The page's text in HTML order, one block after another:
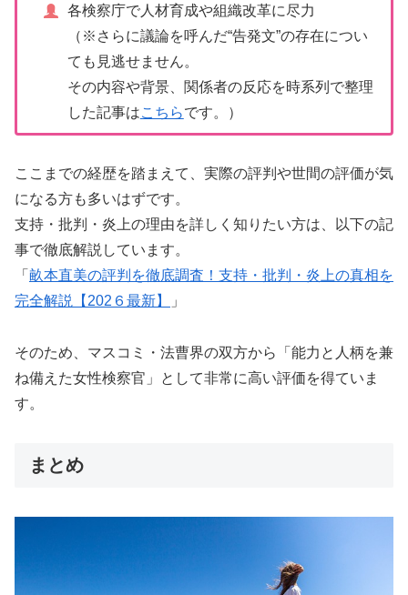
各検察庁で人材育成や組織改革に尽力
（※さらに議論を呼んだ“告発文”の存在につい
ても見逃せません。
その内容や背景、関係者の反応を時系列で整理
した記事はこちらです。）
ここまでの経歴を踏まえて、実際の評判や世間の評価が気
になる方も多いはずです。
支持・批判・炎上の理由を詳しく知りたい方は、以下の記
事で徹底解説しています。
「 畝本直美の評判を徹底調査！支持・批判・炎上の真相を
完全解説【202６最新】
」
そのため、マスコミ・法曹界の双方から「能力と人柄を兼
ね備えた女性検察官」として非常に高い評価を得ていま
す。
まとめ